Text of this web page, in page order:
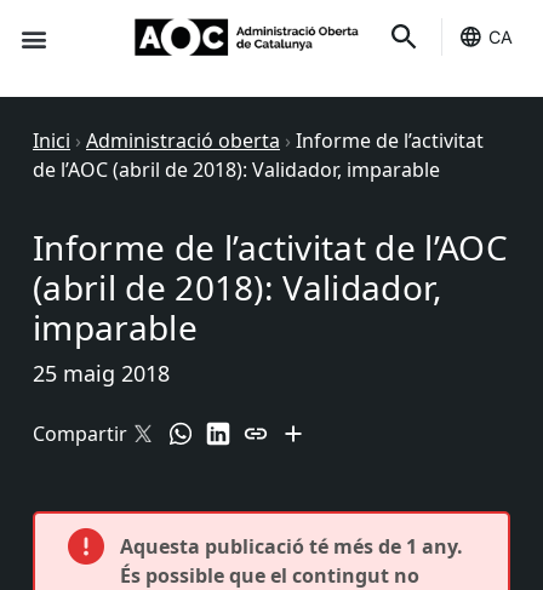
CA
Inici › Administració oberta › Informe de l’activitat
de l’AOC (abril de 2018): Validador, imparable
Informe de l’activitat de l’AOC
(abril de 2018): Validador,
imparable
25 maig 2018
Compartir
Aquesta publicació té més de 1 any.
És possible que el contingut no